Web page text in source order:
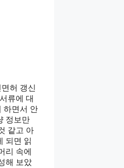
허 갱신
류에 대
하면서 안
정보만
같고 아
되면 읽
리 속에
해 보았